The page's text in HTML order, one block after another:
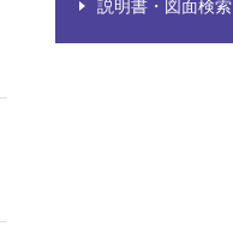
説明書・図面検索